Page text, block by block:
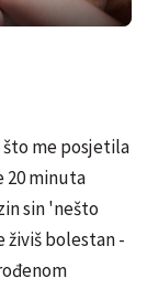
što me posjetila
20 minuta
sin 'nešto
živiš bolestan -